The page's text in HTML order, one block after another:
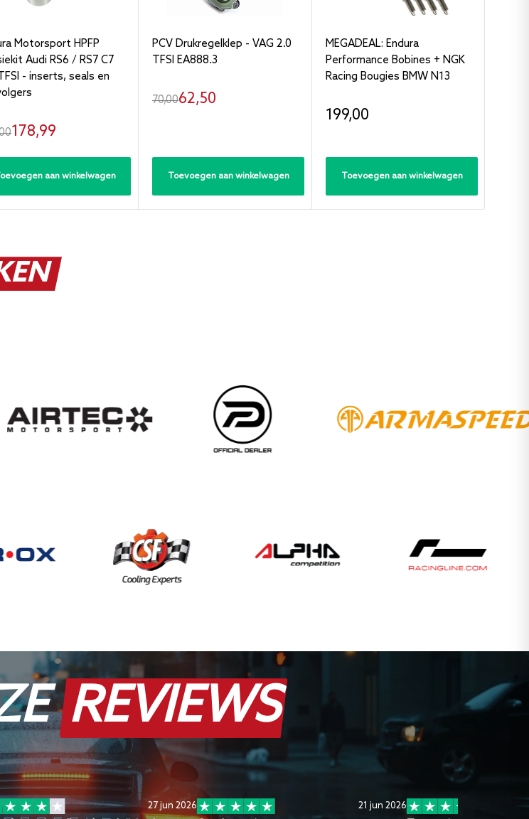
Motorsport HPFP
Audi RS6 / RS7 C7
- inserts, seals en
Verkoopprijs
178,99
aan winkelwagen
PCV Drukregelklep - VAG 2.0
TFSI EA888.3
Verkoopprijs
62,50
Normale
70,00
Toevoegen aan winkelwagen
MEGADEAL: Endura
Performance Bobines + NGK
Racing Bougies BMW N13
Verkoopprijs
199,00
Toevoegen aan winkelwagen
REVIEWS
27 jun 2026 21 jun 2026